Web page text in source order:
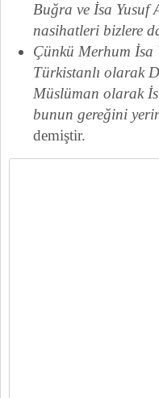
Buğra ve İsa Yusuf
nasihatleri bizlere
Çünkü Merhum
Türkistanlı olarak
Müslüman olarak
bunun gereğini
demiştir.